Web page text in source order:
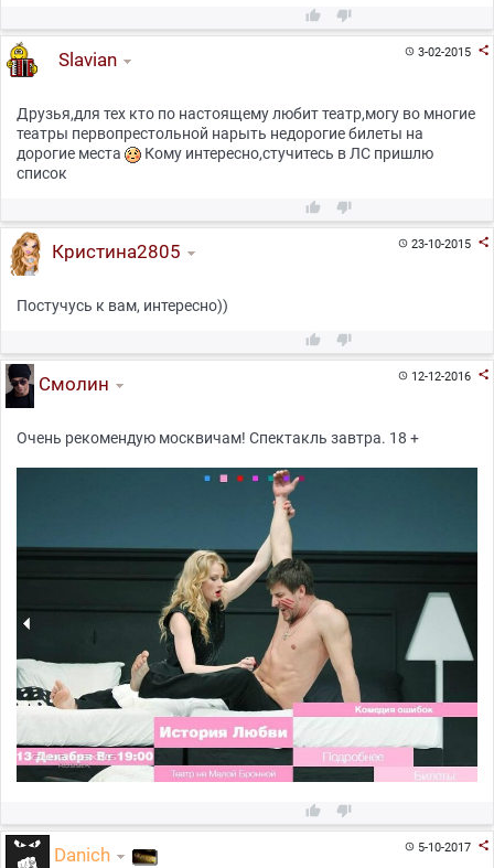
 
3-02-2015 
Slavian
Друзья,для тех кто по настоящему любит театр,могу во многие
театры первопрестольной нарыть недорогие билеты на
дорогие места
Кому интересно,стучитесь в ЛС пришлю
список
 
23-10-2015 
Кристина2805
Постучусь к вам, интересно))
 
12-12-2016 
Смолин
Очень рекомендую москвичам! Спектакль завтра. 18 +
 
5-10-2017 
Danich